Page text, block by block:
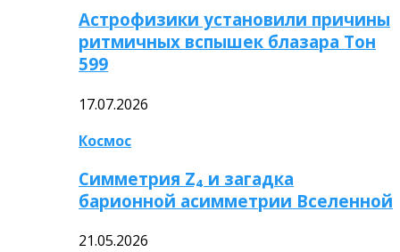
Астрофизики установили причины
ритмичных вспышек блазара Тон
599
17.07.2026
Космос
Симметрия Z₄ и загадка
барионной асимметрии Вселенной
21.05.2026